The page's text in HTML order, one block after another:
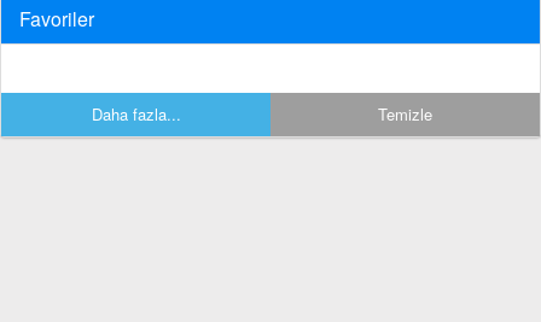
Favoriler
Daha fazla... Temizle